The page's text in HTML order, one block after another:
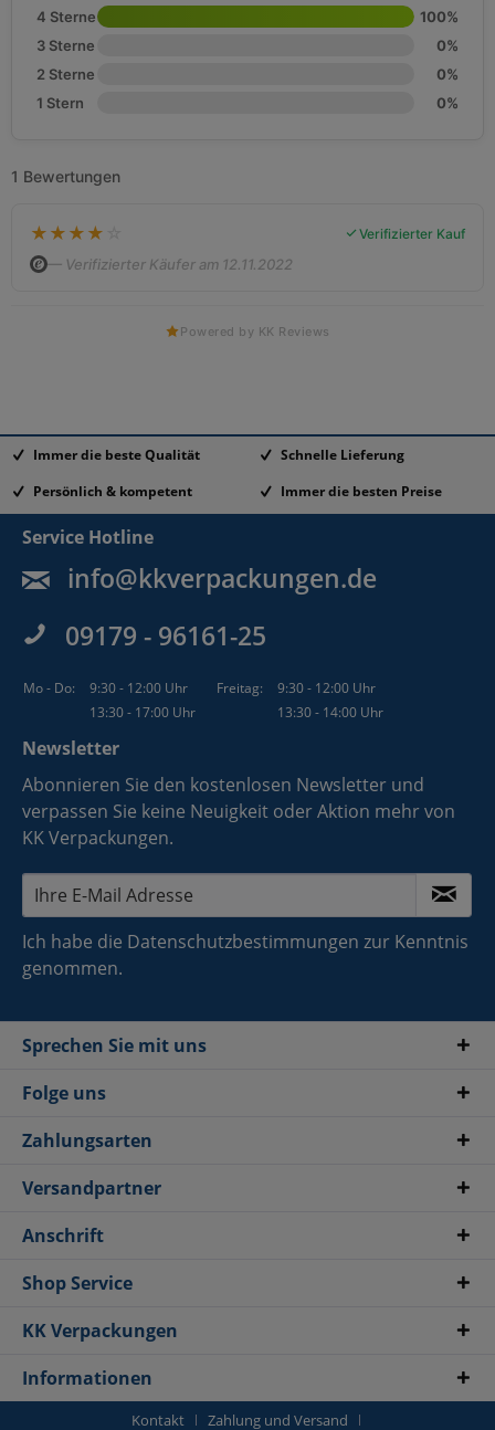
4 Sterne
100%
3 Sterne
0%
2 Sterne
0%
1 Stern
0%
1 Bewertungen
★ ★ ★ ★ Verifizierter Kauf
— Verifizierter Käufer am 12.11.2022
Powered by KK Reviews
Immer die beste Qualität
Schnelle Lieferung
Persönlich & kompetent
Immer die besten Preise
Service Hotline
info@kkverpackungen.de
09179 - 96161-25
Mo - Do: 9:30 - 12:00 Uhr Freitag:
9:30 - 12:00 Uhr
13:30 - 17:00 Uhr
13:30 - 14:00 Uhr
Newsletter
Abonnieren Sie den kostenlosen Newsletter und
verpassen Sie keine Neuigkeit oder Aktion mehr von
KK Verpackungen.
Ich habe die Datenschutzbestimmungen zur Kenntnis
genommen.
Sprechen Sie mit uns
Folge uns
Zahlungsarten
Versandpartner
Anschrift
Shop Service
KK Verpackungen
Informationen
Kontakt
Zahlung und Versand